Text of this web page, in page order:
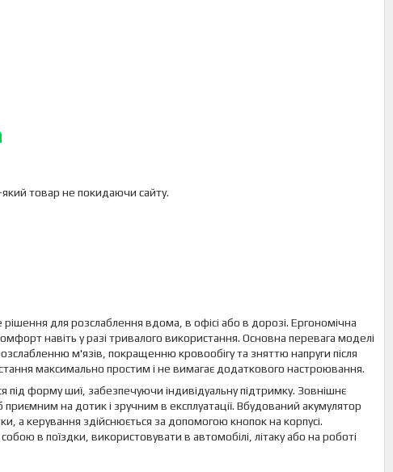
товар не покидаючи сайту.
для розслаблення вдома, в офісі або в дорозі. Ергономічна
навіть у разі тривалого використання. Основна перевага моделі
м'язів, покращенню кровообігу та зняттю напруги після
максимально простим і не вимагає додаткового настроювання.
форму шиї, забезпечуючи індивідуальну підтримку. Зовнішнє
на дотик і зручним в експлуатації. Вбудований акумулятор
а керування здійснюється за допомогою кнопок на корпусі.
в поїздки, використовувати в автомобілі, літаку або на роботі